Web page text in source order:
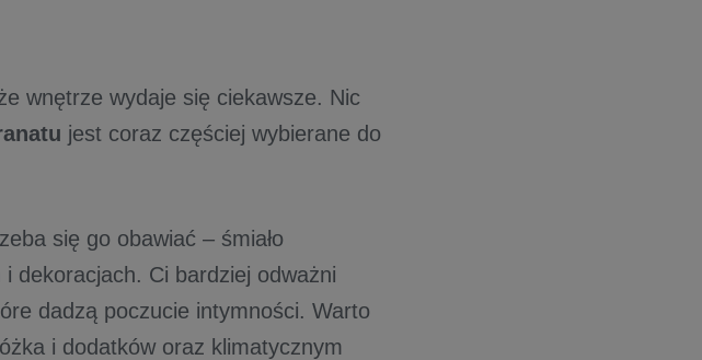
wnętrze wydaje się ciekawsze. Nic
jest coraz częściej wybierane do
się go obawiać – śmiało
dekoracjach. Ci bardziej odważni
dadzą poczucie intymności. Warto
i dodatków oraz klimatycznym